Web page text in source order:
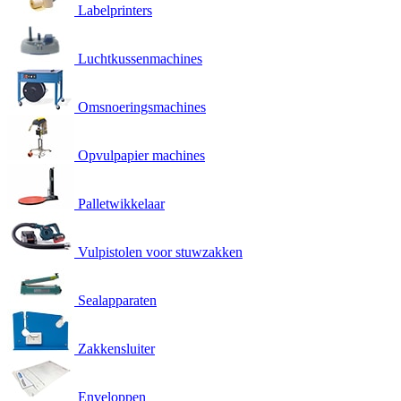
Labelprinters
Luchtkussenmachines
Omsnoeringsmachines
Opvulpapier machines
Palletwikkelaar
Vulpistolen voor stuwzakken
Sealapparaten
Zakkensluiter
Enveloppen